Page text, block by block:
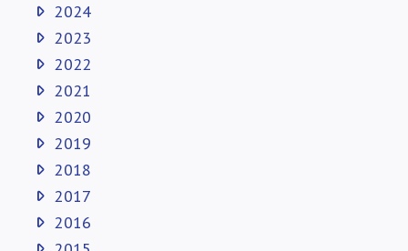
2024
2023
2022
2021
2020
2019
2018
2017
2016